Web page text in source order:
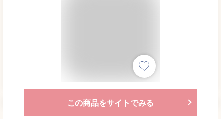
この商品をサイトでみる